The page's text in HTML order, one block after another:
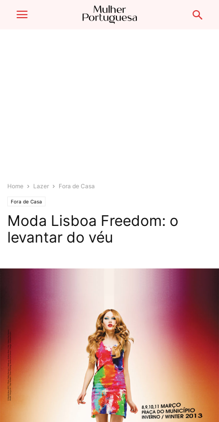
Home Lazer Fora de Casa
Fora de Casa
Moda Lisboa Freedom: o
levantar do véu